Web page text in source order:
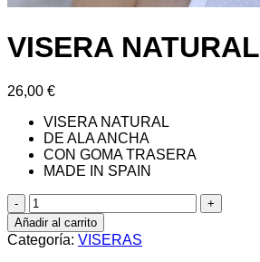
VISERA NATURAL
26,00 €
VISERA NATURAL
DE ALA ANCHA
CON GOMA TRASERA
MADE IN SPAIN
VISERA
NATURAL
cantidad
Añadir al carrito
Categoría: VISERAS